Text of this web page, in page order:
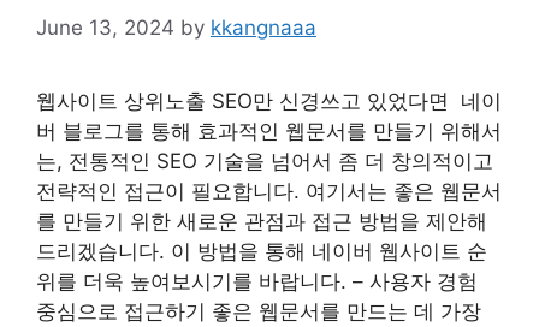
June 13, 2024 by kkangnaaa
웹사이트 상위노출 SEO만 신경쓰고 있었다면 ​ 네이
버 블로그를 통해 효과적인 웹문서를 만들기 위해서
는, 전통적인 SEO 기술을 넘어서 좀 더 창의적이고
전략적인 접근이 필요합니다. 여기서는 좋은 웹문서
를 만들기 위한 새로운 관점과 접근 방법을 제안해
드리겠습니다. 이 방법을 통해 네이버 웹사이트 순
위를 더욱 높여보시기를 바랍니다. – 사용자 경험
중심으로 접근하기 좋은 웹문서를 만드는 데 가장